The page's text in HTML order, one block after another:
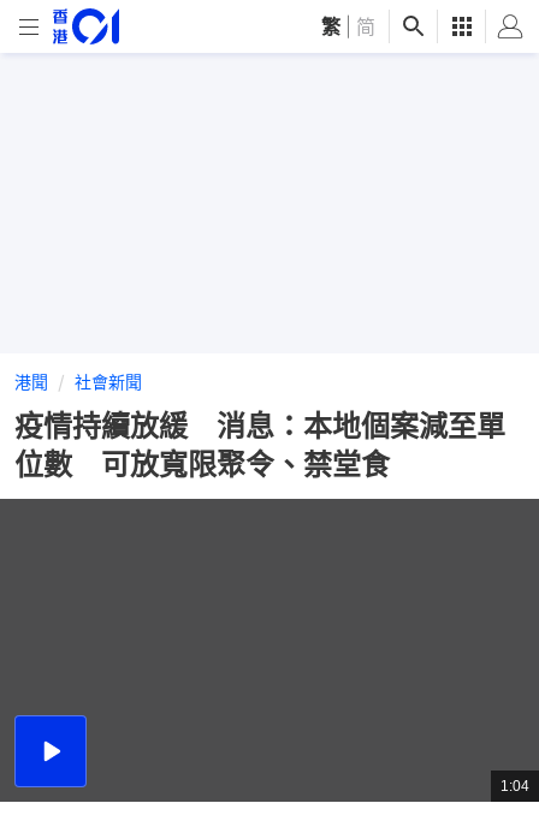
繁 简
港聞 社會新聞
疫情持續放緩 消息：本地個案減至單
位數 可放寬限聚令、禁堂食
播
總
共
1:04